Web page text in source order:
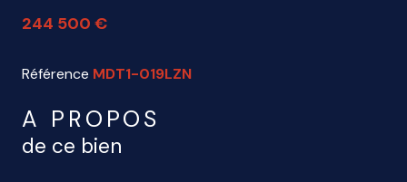
244 500 €
Référence MDT1-019LZN
A PROPOS
de ce bien